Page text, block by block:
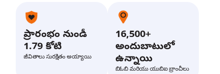
ప్రారంభం నుండీ
1.79 కోటి
జీవితాలు సురక్షితం అయ్యాయి
16,500+
అందుబాటులో
ఉన్నాయి
బిఓబి మరియు యుబిఐ బ్రాంచీలు